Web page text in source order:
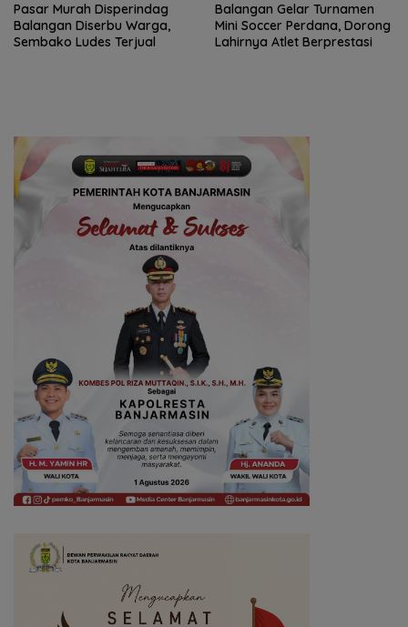
Pasar Murah Disperindag
Balangan Diserbu Warga,
Sembako Ludes Terjual
Balangan Gelar Turnamen
Mini Soccer Perdana, Dorong
Lahirnya Atlet Berprestasi